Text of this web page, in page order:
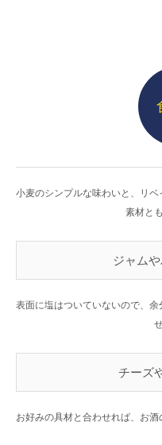
小麦のシンプルな味わいと、リ
素材と
ジャム
表面に塩はついていないので、
チーズ
お好みの具材と合わせれば、お